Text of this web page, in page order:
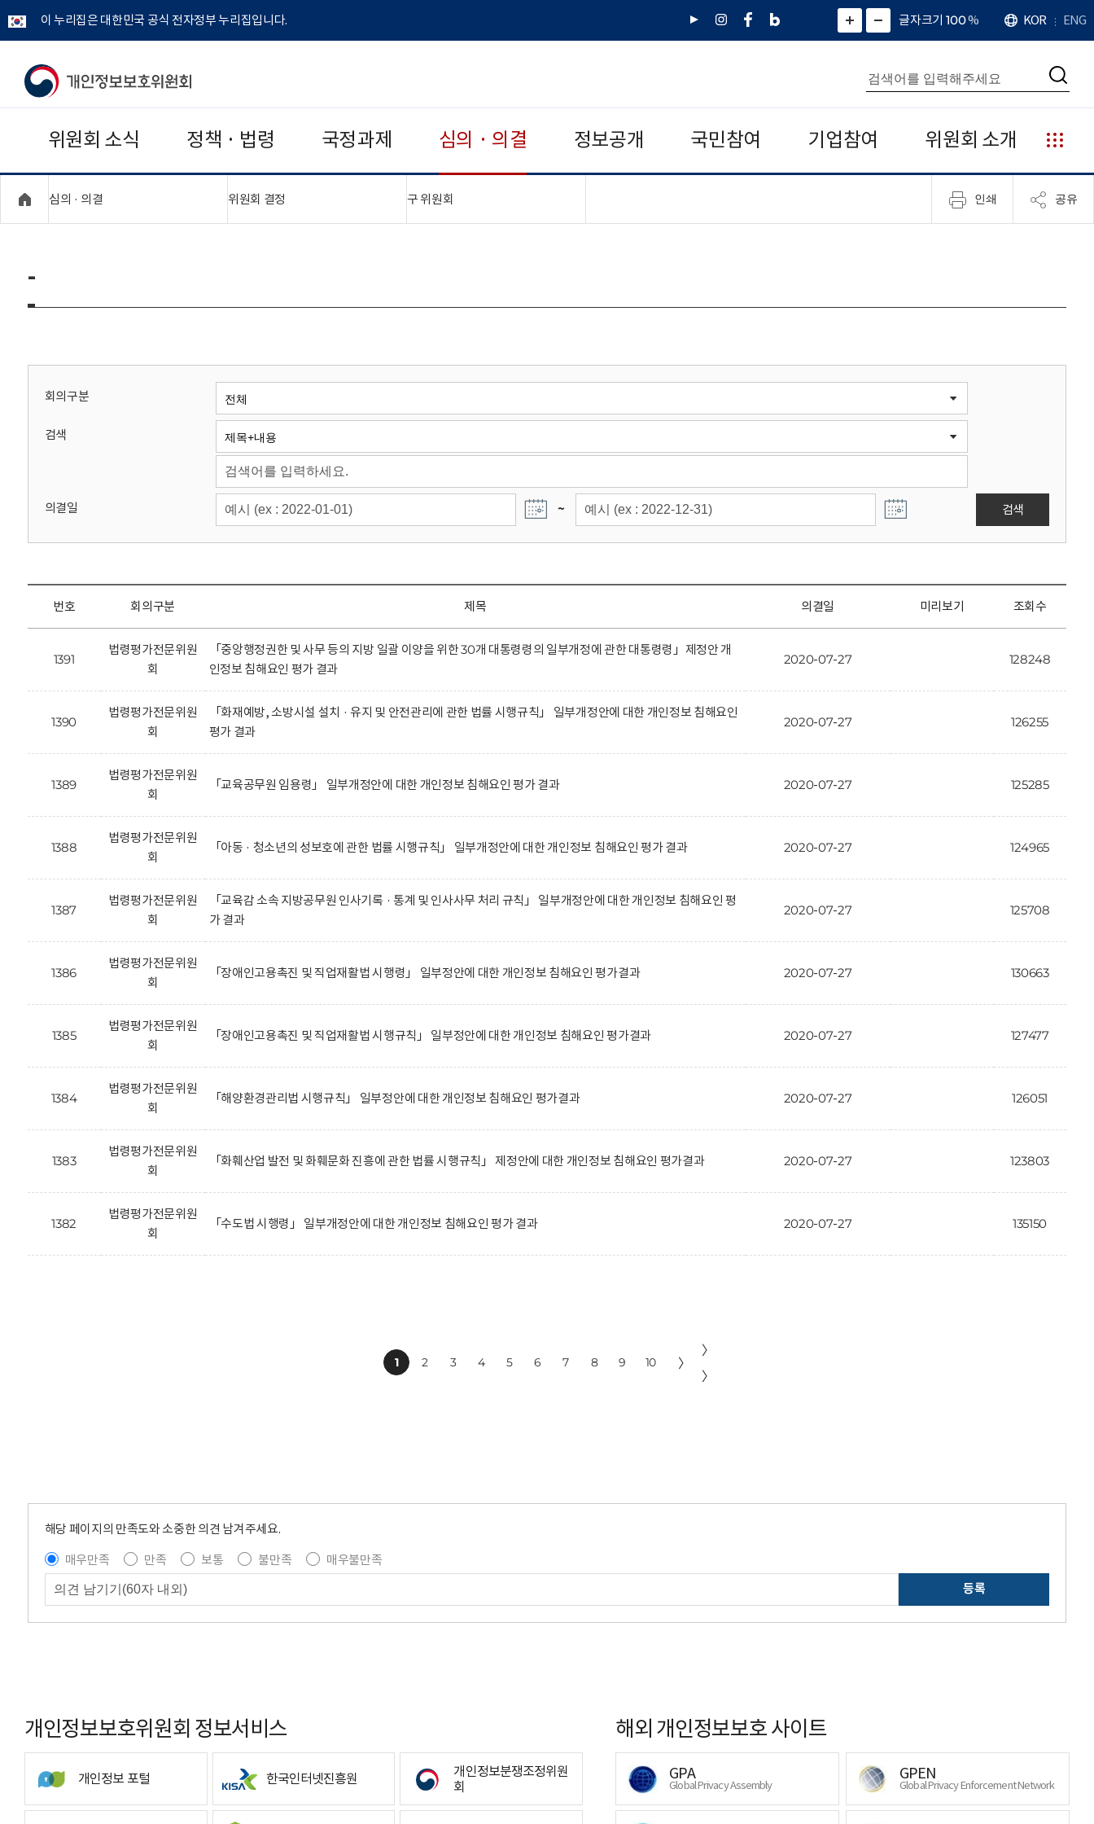
이 누리집은 대한민국 공식 전자정부 누리집입니다.
유
인
페
네
그
)
화
면
면
소
확
대
치
글자크기 100%
언
어
KOR ENG
개
보
보
위
회
통
합
검
색
검
위원회 소식 정책 · 법령 국정과제 심의 · 의결 정보공개 국민참여 기업참여 위원회 소개
누
리
집
안
심의 · 의결 위원회 결정 구 위원회 인쇄 공유
-
회의구분
검색
의결일 ~ 검색
번호 회의구분 제목 의결일 미리보기 조회수
1391
법령평가전문위원
회
「중앙행정권한 및 사무 등의 지방 일괄 이양을 위한 30개 대통령령의 일부개정에 관한 대통령령」제정안 개
인정보 침해요인 평가 결과
2020-07-27 128248
1390
법령평가전문위원
회
「화재예방, 소방시설 설치 · 유지 및 안전관리에 관한 법률 시행규칙」 일부개정안에 대한 개인정보 침해요인
평가 결과
2020-07-27 126255
1389
법령평가전문위원
회
「교육공무원 임용령」 일부개정안에 대한 개인정보 침해요인 평가 결과 2020-07-27 125285
1388
법령평가전문위원
회
「아동 · 청소년의 성보호에 관한 법률 시행규칙」 일부개정안에 대한 개인정보 침해요인 평가 결과 2020-07-27 124965
1387
법령평가전문위원
회
「교육감 소속 지방공무원 인사기록 · 통계 및 인사사무 처리 규칙」 일부개정안에 대한 개인정보 침해요인 평
가 결과
2020-07-27 125708
1386
법령평가전문위원
회
「장애인고용촉진 및 직업재활법 시행령」 일부정안에 대한 개인정보 침해요인 평가결과 2020-07-27 130663
1385
법령평가전문위원
회
「장애인고용촉진 및 직업재활법 시행규칙」 일부정안에 대한 개인정보 침해요인 평가결과 2020-07-27 127477
1384
법령평가전문위원
회
「해양환경관리법 시행규칙」 일부정안에 대한 개인정보 침해요인 평가결과 2020-07-27 126051
1383
법령평가전문위원
회
「화훼산업 발전 및 화훼문화 진흥에 관한 법률 시행규칙」 제정안에 대한 개인정보 침해요인 평가결과 2020-07-27 123803
1382
법령평가전문위원
회
「수도법 시행령」 일부개정안에 대한 개인정보 침해요인 평가 결과 2020-07-27 135150
1 2 3 4 5 6 7 8 9 10 〉
〉
〉
해당 페이지의 만족도와 소중한 의견 남겨주세요.
매우만족
만족 보통 불만족
매우불만족
등록
개인정보보호위원회 정보서비스
개인정보 포털 한국인터넷진흥원
개인정보분쟁조정위원
회
해외 개인정보보호 사이트
GPA
Global Privacy Assembly
GPEN
Global Privacy Enforcement Network